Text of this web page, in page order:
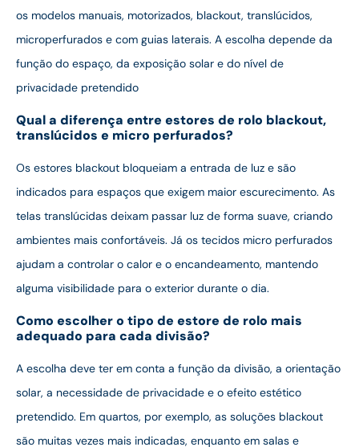
os modelos manuais, motorizados, blackout, translúcidos,
microperfurados e com guias laterais. A escolha depende da
função do espaço, da exposição solar e do nível de
privacidade pretendido
Qual a diferença entre estores de rolo blackout,
translúcidos e micro perfurados?
Os estores blackout bloqueiam a entrada de luz e são
indicados para espaços que exigem maior escurecimento. As
telas translúcidas deixam passar luz de forma suave, criando
ambientes mais confortáveis. Já os tecidos micro perfurados
ajudam a controlar o calor e o encandeamento, mantendo
alguma visibilidade para o exterior durante o dia.
Como escolher o tipo de estore de rolo mais
adequado para cada divisão?
A escolha deve ter em conta a função da divisão, a orientação
solar, a necessidade de privacidade e o efeito estético
pretendido. Em quartos, por exemplo, as soluções blackout
são muitas vezes mais indicadas, enquanto em salas e